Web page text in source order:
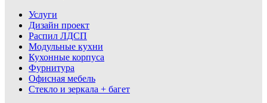
Услуги
Дизайн проект
Распил ЛДСП
Модульные кухни
Кухонные корпуса
Фурнитура
Офисная мебель
Стекло и зеркала + багет